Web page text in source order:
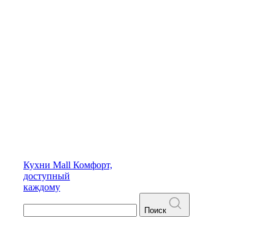
Кухни Mall Комфорт,
доступный
каждому
Поиск